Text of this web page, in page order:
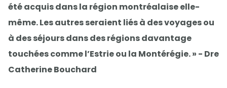
été acquis dans la région montréalaise elle-
même. Les autres seraient liés à des voyages ou
à des séjours dans des régions davantage
touchées comme l’Estrie ou la Montérégie. » - Dre
Catherine Bouchard